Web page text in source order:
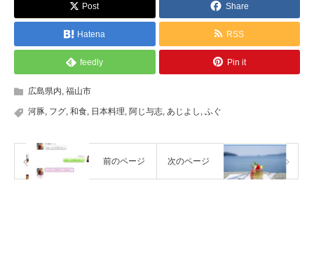
Post Share
Hatena RSS
feedly Pin it
広島県内 福山市
河豚 フグ 和食 日本料理 阿じ与志 あじよし ふぐ
前のページ 次のページ